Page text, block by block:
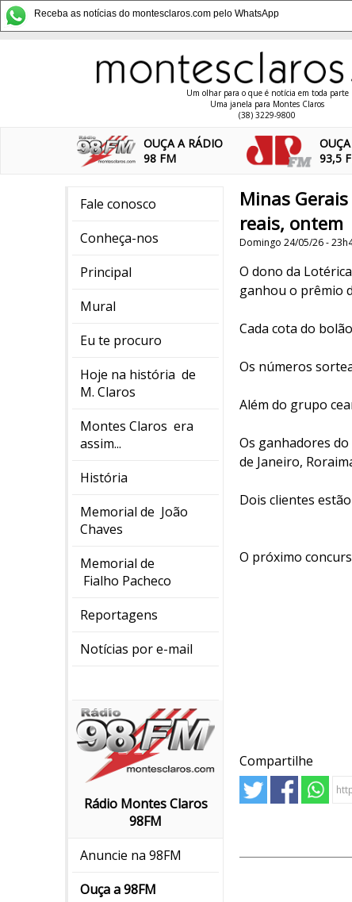
Receba as notícias do montesclaros.com pelo WhatsApp
Um olhar para o que é notícia em toda parte
Uma janela para Montes Claros
(38) 3229-9800
OUÇA A RÁDIO
98 FM
93,5
Fale conosco
Conheça-nos
Principal
Mural
Eu te procuro
Hoje na história de
M. Claros
Montes Claros era
assim...
História
Memorial de João
Chaves
Memorial de
Fialho Pacheco
Reportagens
Notícias por e-mail
Rádio Montes Claros
98FM
Anuncie na 98FM
Ouça a 98FM
Minas
reais, ontem
Domingo 24/05/26 -
O dono da
ganhou o prêmio
Cada cota do
Os números
Além do grupo
Os ganhadores
de Janeiro,
Dois clientes
O próximo
Compartilhe